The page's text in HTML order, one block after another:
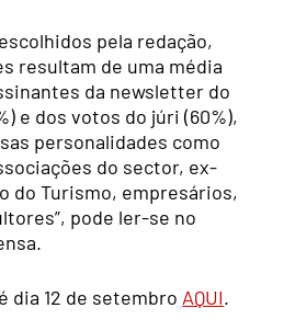
pela redação,
resultam de uma média
da newsletter do
e dos votos do júri (60%),
personalidades como
do sector, ex-
do Turismo, empresários,
pode ler-se no
dia 12 de setembro AQUI.